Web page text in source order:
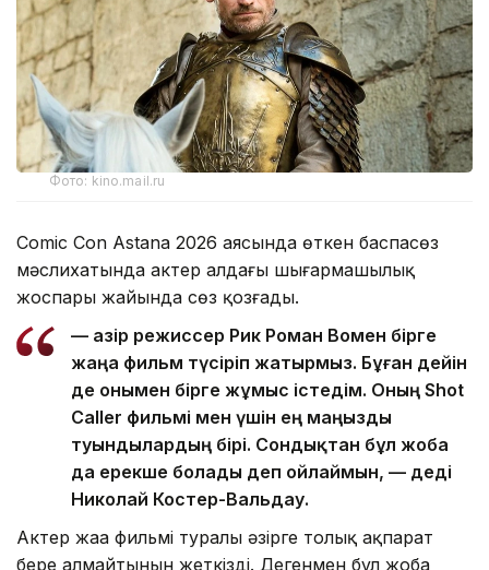
Фото: kino.mail.ru
Comic Con Astana 2026 аясында өткен баспасөз
мәслихатында актер алдағы шығармашылық
жоспары жайында сөз қозғады.
— Қазір режиссер Рик Роман Вомен бірге
жаңа фильм түсіріп жатырмыз. Бұған дейін
де онымен бірге жұмыс істедім. Оның Shot
Caller фильмі мен үшін ең маңызды
туындылардың бірі. Сондықтан бұл жоба
да ерекше болады деп ойлаймын, — деді
Николай Костер-Вальдау.
Актер жаңа фильмі туралы әзірге толық ақпарат
бере алмайтынын жеткізді. Дегенмен бұл жоба